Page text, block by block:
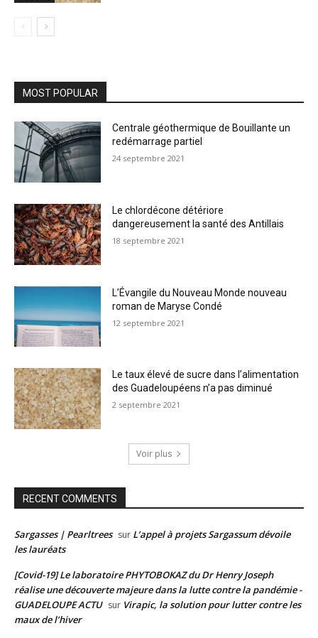
MOST POPULAR
Centrale géothermique de Bouillante un
redémarrage partiel
24 septembre 2021
Le chlordécone détériore
dangereusement la santé des Antillais
18 septembre 2021
L’Évangile du Nouveau Monde nouveau
roman de Maryse Condé
12 septembre 2021
Le taux élevé de sucre dans l’alimentation
des Guadeloupéens n’a pas diminué
2 septembre 2021
Voir plus
RECENT COMMENTS
Sargasses | Pearltrees sur L’appel à projets Sargassum dévoile
les lauréats
[Covid-19] Le laboratoire PHYTOBOKAZ du Dr Henry Joseph
réalise une découverte majeure dans la lutte contre la pandémie -
GUADELOUPE ACTU sur Virapic, la solution pour lutter contre les
maux de l’hiver